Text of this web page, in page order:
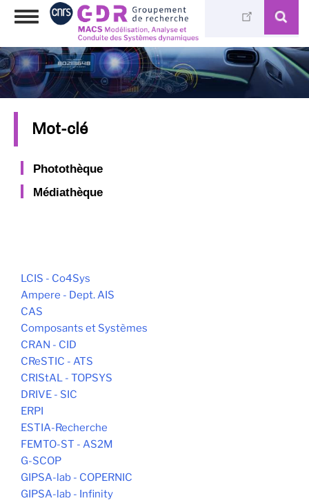
Skip
content
Toggle
Mot-clé
Photothèque
Médiathèque
LCIS - Co4Sys
Ampere - Dept. AIS
CAS
Composants et Systèmes
CRAN - CID
CReSTIC - ATS
CRIStAL - TOPSYS
DRIVE - SIC
ERPI
ESTIA-Recherche
FEMTO-ST - AS2M
G-SCOP
GIPSA-lab - COPERNIC
GIPSA-lab - Infinity